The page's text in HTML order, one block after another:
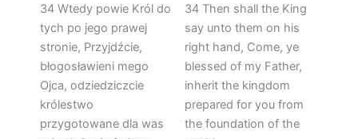
34 Wtedy powie Król do
tych po jego prawej
stronie, Przyjdźcie,
błogosławieni mego
Ojca, odziedziczcie
królestwo
przygotowane dla was
34 Then shall the King
say unto them on his
right hand, Come, ye
blessed of my Father,
inherit the kingdom
prepared for you from
the foundation of the